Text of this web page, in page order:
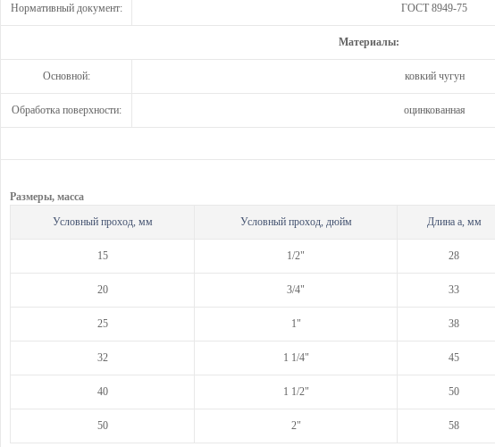
Нормативный документ: ГОСТ 8949-75
Материалы:
Основной: ковкий чугун
Обработка поверхности: оцинкованная
Размеры, масса
Условный проход, мм
Условный проход, дюйм Длина а, мм
15 1/2" 28
20 3/4" 33
25 1" 38
32 1 1/4" 45
40 1 1/2" 50
50 2" 58